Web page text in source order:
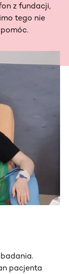
z fundacji,
tego nie
pacjenta